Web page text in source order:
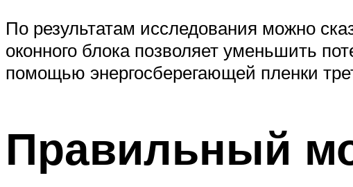
По результатам исследования можно
оконного блока позволяет уменьшить
помощью энергосберегающей пленки
Правильный